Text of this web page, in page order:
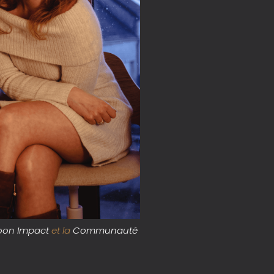
Impactet laCommunauté